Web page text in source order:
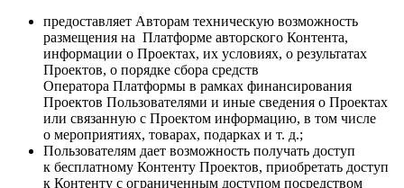
предоставляет Авторам техническую возможность
размещения на Платформе авторского Контента,
информации о Проектах, их условиях, о результатах
Проектов, о порядке сбора средств
Оператора Платформы в рамках финансирования
Проектов Пользователями и иные сведения о Проектах
или связанную с Проектом информацию, в том числе
о мероприятиях, товарах, подарках и т. д.;
Пользователям дает возможность получать доступ
к бесплатному Контенту Проектов, приобретать доступ
к Контенту с ограниченным доступом посредством